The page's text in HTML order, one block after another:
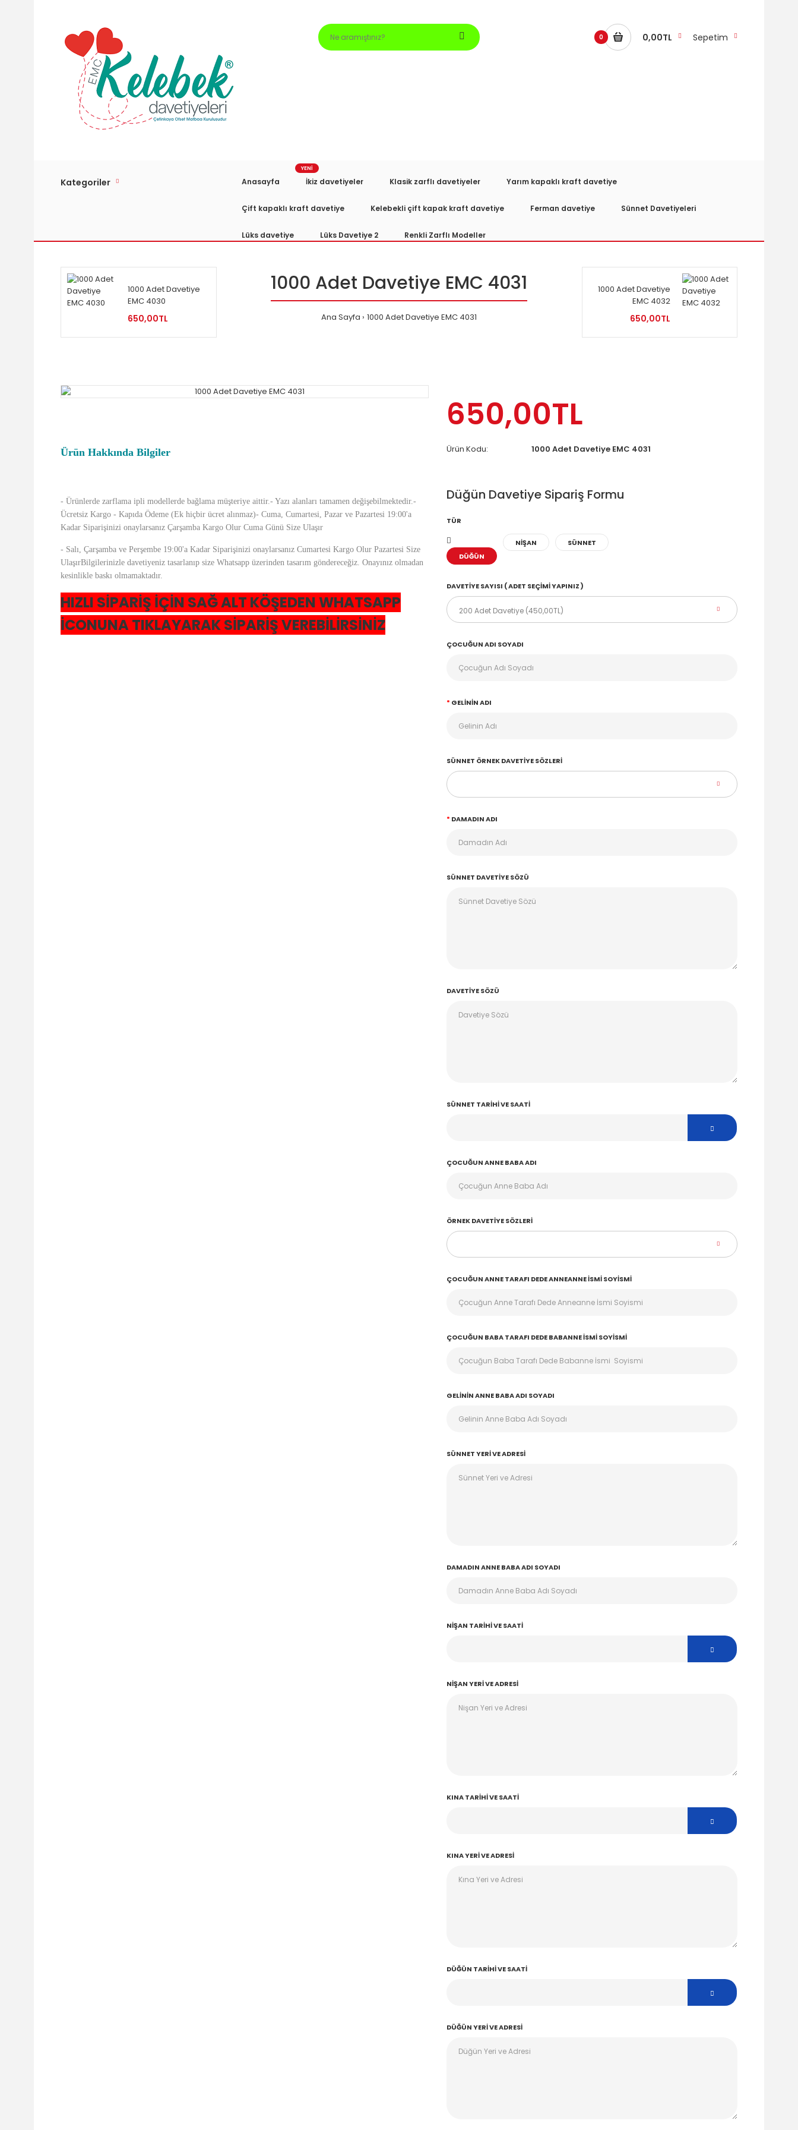
0 0,00TL Sepetim
Kategoriler Anasayfa İkiz davetiyeler
YENİ
Klasik zarflı davetiyeler Yarım kapaklı kraft davetiye
Çift kapaklı kraft davetiye Kelebekli çift kapak kraft davetiye Ferman davetiye Sünnet Davetiyeleri
Lüks davetiye Lüks Davetiye 2 Renkli Zarflı Modeller
1000 Adet Davetiye
EMC 4030
650,00TL
1000 Adet Davetiye EMC 4031
Ana Sayfa 1000 Adet Davetiye EMC 4031
1000 Adet Davetiye
EMC 4032
650,00TL
Ürün Hakkında Bilgiler
- Ürünlerde zarflama ipli modellerde bağlama müşteriye aittir.- Yazı alanları tamamen değişebilmektedir.-
Ücretsiz Kargo - Kapıda Ödeme (Ek hiçbir ücret alınmaz)- Cuma, Cumartesi, Pazar ve Pazartesi 19:00'a
Kadar Siparişinizi onaylarsanız Çarşamba Kargo Olur Cuma Günü Size Ulaşır
- Salı, Çarşamba ve Perşembe 19:00'a Kadar Siparişinizi onaylarsanız Cumartesi Kargo Olur Pazartesi Size
UlaşırBilgilerinizle davetiyeniz tasarlanıp size Whatsapp üzerinden tasarım göndereceğiz. Onayınız olmadan
kesinlikle baskı olmamaktadır.
HIZLI SİPARİŞ İÇİN SAĞ ALT KÖŞEDEN WHATSAPP
İCONUNA TIKLAYARAK SİPARİŞ VEREBİLİRSİNİZ
650,00TL
Ürün Kodu: 1000 Adet Davetiye EMC 4031
Düğün Davetiye Sipariş Formu
TÜR
DÜĞÜN
NİŞAN SÜNNET
DAVETIYE SAYISI ( ADET SEÇIMI YAPINIZ )
ÇOCUĞUN ADI SOYADI
GELININ ADI
SÜNNET ÖRNEK DAVETIYE SÖZLERI
DAMADIN ADI
SÜNNET DAVETIYE SÖZÜ
DAVETIYE SÖZÜ
SÜNNET TARIHI VE SAATI
ÇOCUĞUN ANNE BABA ADI
ÖRNEK DAVETIYE SÖZLERI
ÇOCUĞUN ANNE TARAFI DEDE ANNEANNE İSMI SOYISMI
ÇOCUĞUN BABA TARAFI DEDE BABANNE İSMI SOYISMI
GELININ ANNE BABA ADI SOYADI
SÜNNET YERI VE ADRESI
DAMADIN ANNE BABA ADI SOYADI
NIŞAN TARIHI VE SAATI
NIŞAN YERI VE ADRESI
KINA TARIHI VE SAATI
KINA YERI VE ADRESI
DÜĞÜN TARIHI VE SAATI
DÜĞÜN YERI VE ADRESI